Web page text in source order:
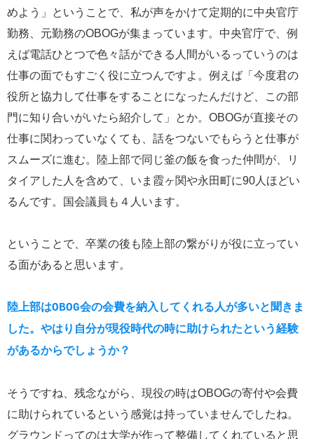
めよう」ということで、私が声をかけて定期的に中央官庁
勤務、元勤務のOBOGが集まっています。中央官庁で、例
えば電話ひとつで色々話ができる人間がいるっていうのは
仕事の面でもすごく役に立つんですよ。例えば「今度君の
役所と協力して仕事をすることになったんだけど、この部
門に知り合いがいたら紹介して」とか。OBOGが直接その
仕事に関わっていなくても、話をつないでもらうと仕事が
スムーズに進む。陸上部で同じ釜の飯を食った仲間が、リ
タイアした人を含めて、いま霞ヶ関や永田町に90人ほどい
るんです。国会議員も４人います。
ということで、卒業の後も陸上部の繋がりが役に立ってい
る面があると思います。
陸上部はOBOG会の会費を納入してくれる人が多いと聞きま
した。やはり自分が現役時代の時に助けられたという経験
があるからでしょうか？
そうですね、残念ながら、現役の時はOBOGの寄付や会費
に助けられているという感覚は持っていませんでしたね。
グラウンドってのは大学が作って整備してくれていると思